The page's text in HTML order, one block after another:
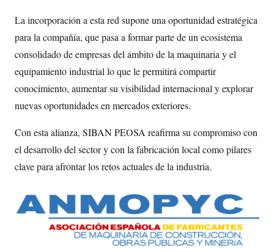
La incorporación a esta red supone una oportunidad estratégica
para la compañía, que pasa a formar parte de un ecosistema
consolidado de empresas del ámbito de la maquinaria y el
equipamiento industrial lo que le permitirá compartir
conocimiento, aumentar su visibilidad internacional y explorar
nuevas oportunidades en mercados exteriores.
Con esta alianza, SIBAN PEOSA reafirma su compromiso con
el desarrollo del sector y con la fabricación local como pilares
clave para afrontar los retos actuales de la industria.